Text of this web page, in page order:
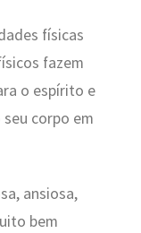
físicas
fazem
o espírito e
corpo em
ansiosa,
bem